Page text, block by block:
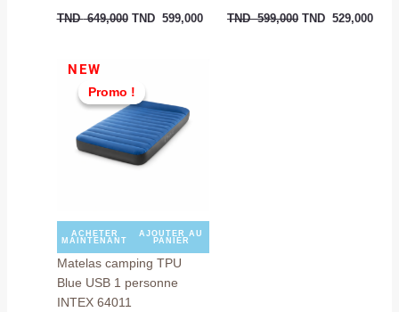
TND649,000 TND 599,000 TND599,000 TND 529,000
Promo !
NEW
Promo !
ACHETER
MAINTENANT
AJOUTER AU
PANIER
Matelas camping TPU
Blue USB 1 personne
INTEX 64011
initial
était :
TND
499,000.